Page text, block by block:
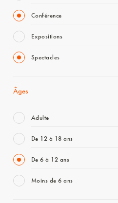
Conférence
Expositions
Spectacles
Âges
Adulte
De 12 à 18 ans
De 6 à 12 ans
Moins de 6 ans